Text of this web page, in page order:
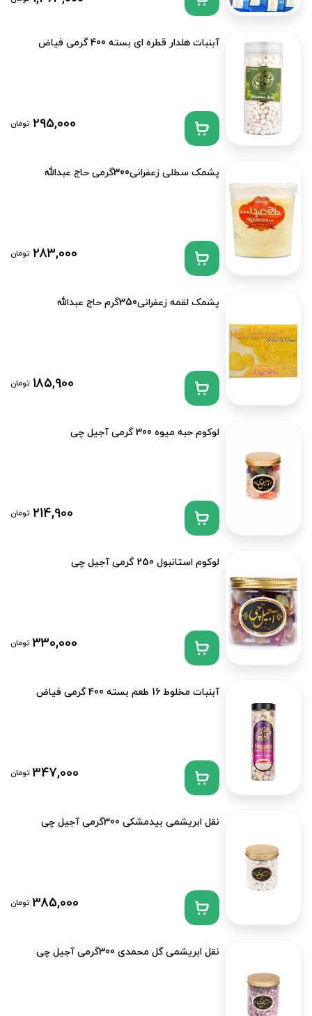
آبنبات هلدار قطره ای بسته 400 گرمی فیاض
295,000 تومان
پشمک سطلی زعفرانی300گرمی حاج عبدالله
283,000 تومان
پشمک لقمه زعفرانی350گرم حاج عبدالله
185,900 تومان
لوکوم حبه میوه 300 گرمی آجیل چی
214,900 تومان
لوکوم استانبول 250 گرمی آجیل چی
330,000 تومان
آبنبات مخلوط 16 طعم بسته 400 گرمی فیاض
347,000 تومان
نقل ابریشمی بیدمشکی 300گرمی آجیل چی
385,000 تومان
نقل ابریشمی گل محمدی 300گرمی آجیل چی